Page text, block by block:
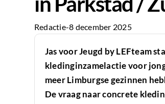
Redactie-8 december 2025
Jas voor Jeugd by LEFteam
kledinginzamelactie voor
meer Limburgse gezinnen
De vraag naar concrete